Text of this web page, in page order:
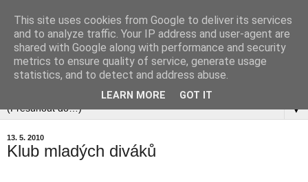
▼
13. 5. 2010
Klub mladých diváků
This site uses cookies from Google to deliver its services
and to analyze traffic. Your IP address and user-agent are
shared with Google along with performance and security
metrics to ensure quality of service, generate usage
statistics, and to detect and address abuse.
LEARN MORE GOT IT